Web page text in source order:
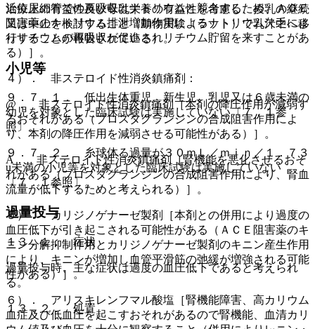
治療上の有益性及び母乳栄養の有益性を考慮し、授乳の継続
又は中止を検討すること（動物実験（ラット）で乳汁中へ移
行することが報告されている）。
小児等
９．７．１． 低出生体重児、新生児、乳児又は６歳未満の
幼児を対象とした臨床試験は実施していない〔７．１参
照〕。
９．７．２． 糸球体ろ過量が３０ｍＬ／ｍｉｎ／１．７３
u未満の小児等を対象とした臨床試験は実施していない
〔７．１参照〕。
過量投与
１３．１． 症状
過量投与時、主な症状は過度の血圧低下であると考えられ
る。
１３．２． 処置
近位尿細管での再吸収はナトリウムと競合するため、ＡＣＥ
阻害薬のナトリウム排泄増加作用によるナトリウム欠乏によ
りリチウムの再吸収が促進されリチウム貯留を来すことがあ
る）］。
４）． 非ステロイド性消炎鎮痛剤：
@． 非ステロイド性消炎鎮痛剤［本剤の降圧作用が減弱す
るおそれがある（プロスタグランジンの合成阻害作用によ
り、本剤の降圧作用を減弱させる可能性がある）］。
A． 非ステロイド性消炎鎮痛剤［腎機能を悪化させるおそ
れがある（プロスタグランジンの合成阻害作用により、腎血
流量が低下するためと考えられる）］。
５）． カリジノゲナーゼ製剤［本剤との併用により過度の
血圧低下が引き起こされる可能性がある（ＡＣＥ阻害薬のキ
ニン分解抑制作用とカリジノゲナーゼ製剤のキニン産生作用
により、キニンが増加し血管平滑筋の弛緩が増強される可能
性がある）］。
６）． アリスキレンフマル酸塩［腎機能障害、高カリウム
血症及び低血圧を起こすおそれがあるので腎機能、血清カリ